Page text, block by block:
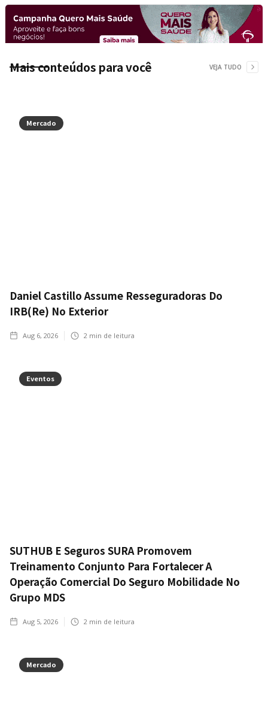
Mais conteúdos para você VEJA TUDO
Mercado
Daniel Castillo Assume Resseguradoras Do
IRB(Re) No Exterior
Aug 6, 2026 2 min de leitura
Eventos
SUTHUB E Seguros SURA Promovem
Treinamento Conjunto Para Fortalecer A
Operação Comercial Do Seguro Mobilidade No
Grupo MDS
Aug 5, 2026 2 min de leitura
Mercado